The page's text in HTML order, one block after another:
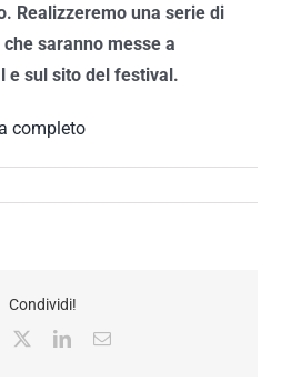
Realizzeremo una serie di
saranno messe a
e sul sito del festival.
completo
Condividi!
Facebook
LinkedInEmail